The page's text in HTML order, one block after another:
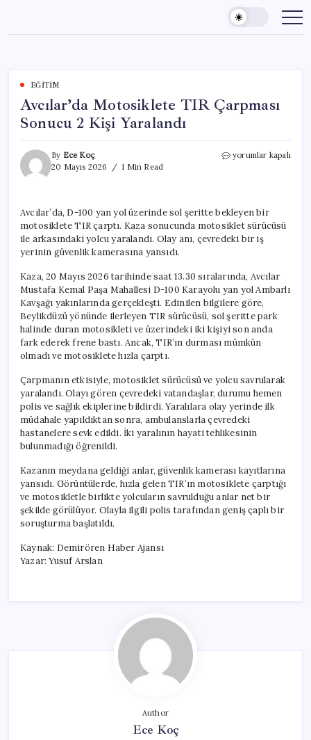
content
EĞITIM
Avcılar’da Motosiklete TIR Çarpması
Sonucu 2 Kişi Yaralandı
By Ece Koç
20 Mayıs 2026
1 Min Read
Avcılar’da
2
Kişi
Yaralandı
yorumlar kapalı
Avcılar’da, D-100 yan yol üzerinde sol şeritte bekleyen bir
motosiklete TIR çarptı. Kaza sonucunda motosiklet sürücüsü
ile arkasındaki yolcu yaralandı. Olay anı, çevredeki bir iş
yerinin güvenlik kamerasına yansıdı.
Kaza, 20 Mayıs 2026 tarihinde saat 13.30 sıralarında, Avcılar
Mustafa Kemal Paşa Mahallesi D-100 Karayolu yan yol Ambarlı
Kavşağı yakınlarında gerçekleşti. Edinilen bilgilere göre,
Beylikdüzü yönünde ilerleyen TIR sürücüsü, sol şeritte park
halinde duran motosikleti ve üzerindeki iki kişiyi son anda
fark ederek frene bastı. Ancak, TIR’ın durması mümkün
olmadı ve motosiklete hızla çarptı.
Çarpmanın etkisiyle, motosiklet sürücüsü ve yolcu savrularak
yaralandı. Olayı gören çevredeki vatandaşlar, durumu hemen
polis ve sağlık ekiplerine bildirdi. Yaralılara olay yerinde ilk
müdahale yapıldıktan sonra, ambulanslarla çevredeki
hastanelere sevk edildi. İki yaralının hayati tehlikesinin
bulunmadığı öğrenildi.
Kazanın meydana geldiği anlar, güvenlik kamerası kayıtlarına
yansıdı. Görüntülerde, hızla gelen TIR’ın motosiklete çarptığı
ve motosikletle birlikte yolcuların savrulduğu anlar net bir
şekilde görülüyor. Olayla ilgili polis tarafından geniş çaplı bir
soruşturma başlatıldı.
Kaynak: Demirören Haber Ajansı
Yazar: Yusuf Arslan
Author
Ece Koç